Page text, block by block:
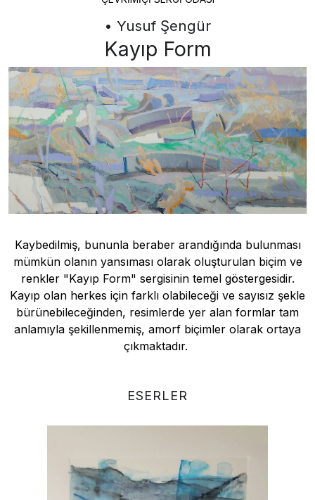
• Yusuf Şengür
Kayıp Form
Kaybedilmiş, bununla beraber arandığında bulunması
mümkün olanın yansıması olarak oluşturulan biçim ve
renkler "Kayıp Form" sergisinin temel göstergesidir.
Kayıp olan herkes için farklı olabileceği ve sayısız şekle
bürünebileceğinden, resimlerde yer alan formlar tam
anlamıyla şekillenmemiş, amorf biçimler olarak ortaya
çıkmaktadır.
ESERLER